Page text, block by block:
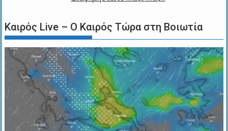
Καιρός Live – Ο Καιρός Τώρα στη Βοιωτία